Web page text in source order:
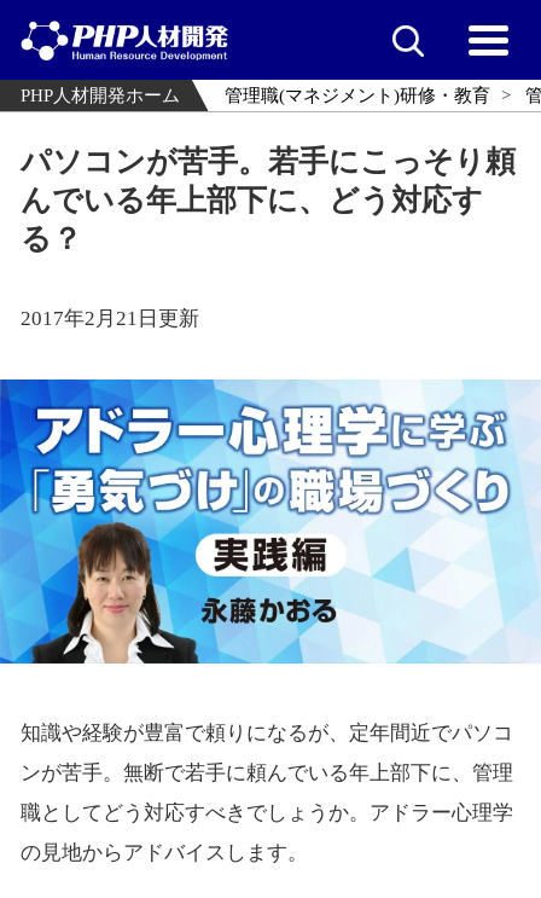
PHP人材開発ホーム 管理職(マネジメント)研修・教育
パソコンが苦手。若手にこっそり頼
んでいる年上部下に、どう対応す
る？
2017年2月21日更新
知識や経験が豊富で頼りになるが、定年間近でパソコ
ンが苦手。無断で若手に頼んでいる年上部下に、管理
職としてどう対応すべきでしょうか。アドラー心理学
の見地からアドバイスします。